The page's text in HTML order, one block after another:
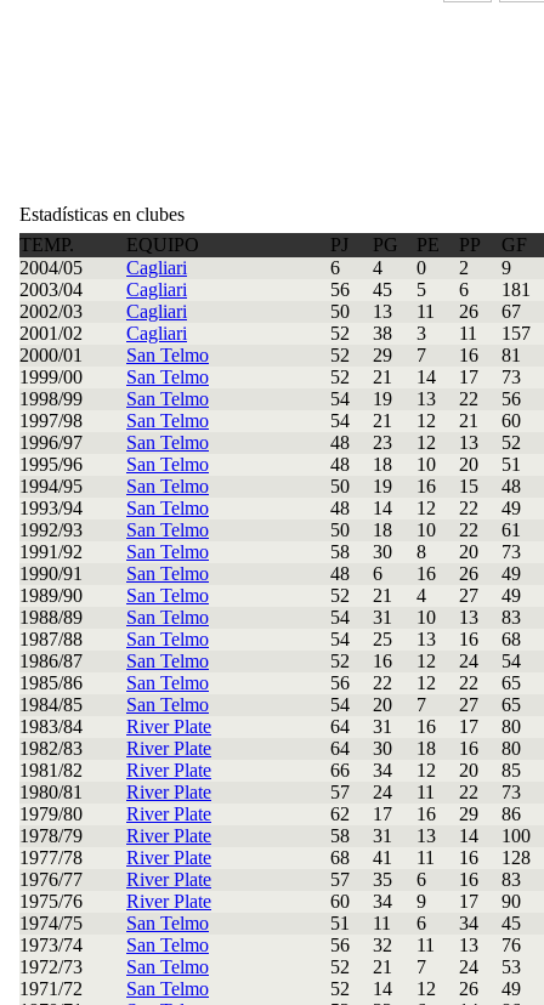
Estadísticas en clubes
TEMP.
EQUIPO PJ PG PE PP
GF
2004/05
Cagliari 6 4 0 2
9
2003/04
Cagliari 56 45 5 6
181
2002/03
Cagliari 50 13 11 26
67
2001/02
Cagliari 52 38 3 11
157
2000/01
San Telmo 52 29 7 16
81
1999/00
San Telmo 52 21 14 17
73
1998/99
San Telmo 54 19 13 22
56
1997/98
San Telmo 54 21 12 21
60
1996/97
San Telmo 48 23 12 13
52
1995/96
San Telmo 48 18 10 20
51
1994/95
San Telmo 50 19 16 15
48
1993/94
San Telmo 48 14 12 22
49
1992/93
San Telmo 50 18 10 22
61
1991/92
San Telmo 58 30 8 20
73
1990/91
San Telmo 48 6 16 26
49
1989/90
San Telmo 52 21 4 27
49
1988/89
San Telmo 54 31 10 13
83
1987/88
San Telmo 54 25 13 16
68
1986/87
San Telmo 52 16 12 24
54
1985/86
San Telmo 56 22 12 22
65
1984/85
San Telmo 54 20 7 27
65
1983/84
River Plate 64 31 16 17
80
1982/83
River Plate 64 30 18 16
80
1981/82
River Plate 66 34 12 20
85
1980/81
River Plate 57 24 11 22
73
1979/80
River Plate 62 17 16 29
86
1978/79
River Plate 58 31 13 14
100
1977/78
River Plate 68 41 11 16
128
1976/77
River Plate 57 35 6 16
83
1975/76
River Plate 60 34 9 17
90
1974/75
San Telmo 51 11 6 34
45
1973/74
San Telmo 56 32 11 13
76
1972/73
San Telmo 52 21 7 24
53
1971/72
San Telmo 52 14 12 26
49